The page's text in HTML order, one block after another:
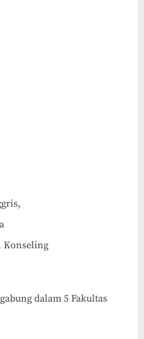
Konseling
dalam 5 Fakultas